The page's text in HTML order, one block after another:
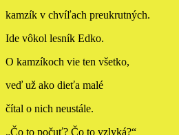
kamzík v chvíľach preukrutných.
Ide vôkol lesník Edko.
O kamzíkoch vie ten všetko,
veď už ako dieťa malé
čítal o nich neustále.
„Čo to počuť? Čo to vzlyká?“